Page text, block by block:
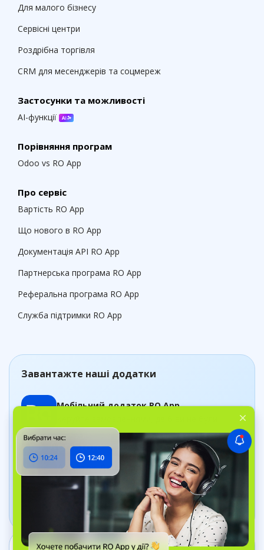
Для малого бізнесу
Сервісні центри
Роздрібна торгівля
CRM для месенджерів та соцмереж
Застосунки та можливості
AI-функції
Порівняння програм
Odoo vs RO App
Про сервіс
Вартість RO App
Що нового в RO App
Документація API RO App
Партнерська програма RO App
Реферальна програма RO App
Служба підтримки RO App
Завантажте наші додатки
Мобільний додаток RO App
Додаток Дашборд
Відстежуйте стан бізнесу в реальному часі